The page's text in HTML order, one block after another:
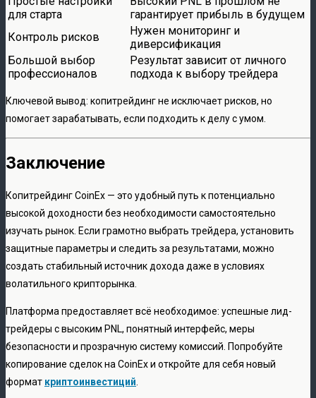
для старта
гарантирует прибыль в будущем
Контроль рисков
Нужен мониторинг и
диверсификация
Большой выбор
профессионалов
Результат зависит от личного
подхода к выбору трейдера
Ключевой вывод: копитрейдинг не исключает рисков, но
помогает зарабатывать, если подходить к делу с умом.
Заключение
Копитрейдинг CoinEx — это удобный путь к потенциально
высокой доходности без необходимости самостоятельно
изучать рынок. Если грамотно выбрать трейдера, установить
защитные параметры и следить за результатами, можно
создать стабильный источник дохода даже в условиях
волатильного крипторынка.
Платформа предоставляет всё необходимое: успешные лид-
трейдеры с высоким PNL, понятный интерфейс, меры
безопасности и прозрачную систему комиссий. Попробуйте
копирование сделок на CoinEx и откройте для себя новый
формат криптоинвестиций